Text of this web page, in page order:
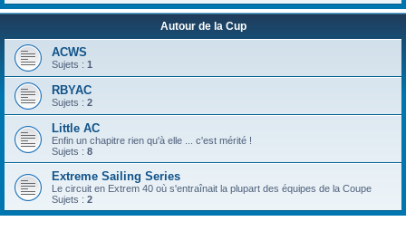
Autour de la Cup
ACWS
Sujets : 1
RBYAC
Sujets : 2
Little AC
Enfin un chapitre rien qu'à elle ... c'est mérité !
Sujets : 8
Extreme Sailing Series
Le circuit en Extrem 40 où s'entraînait la plupart des équipes de la Coupe
Sujets : 2